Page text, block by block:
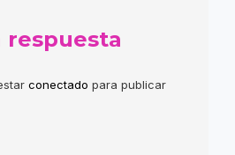
respuesta
conectado para publicar